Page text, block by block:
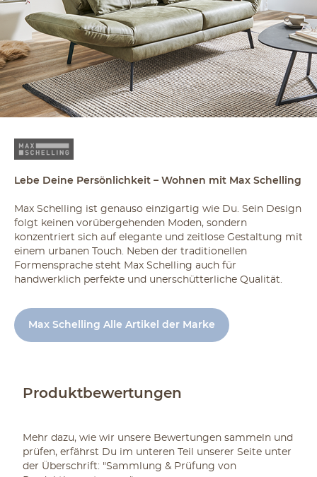
Lebe Deine Persönlichkeit – Wohnen mit Max Schelling
Max Schelling ist genauso einzigartig wie Du. Sein Design
folgt keinen vorübergehenden Moden, sondern
konzentriert sich auf elegante und zeitlose Gestaltung mit
einem urbanen Touch. Neben der traditionellen
Formensprache steht Max Schelling auch für
handwerklich perfekte und unerschütterliche Qualität.
Max Schelling Alle Artikel der Marke
Produktbewertungen
Mehr dazu, wie wir unsere Bewertungen sammeln und
prüfen, erfährst Du im unteren Teil unserer Seite unter
der Überschrift: "Sammlung & Prüfung von